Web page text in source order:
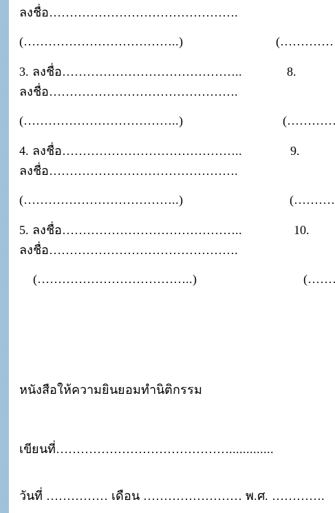
ลงชื่อ……………………………………….
(………………………………..)
3. ลงชื่อ…………………………………….. 8.
ลงชื่อ……………………………………….
(………………………………..)
4. ลงชื่อ…………………………………….. 9.
ลงชื่อ……………………………………….
(………………………………..)
5. ลงชื่อ…………………………………….. 10.
ลงชื่อ……………………………………….
(………………………………..)
หนังสือให้ความยินยอมทำนิติกรรม
เขียนที่…………………………………….............
วันที่ …………… เดือน …………………… พ.ศ. ………….